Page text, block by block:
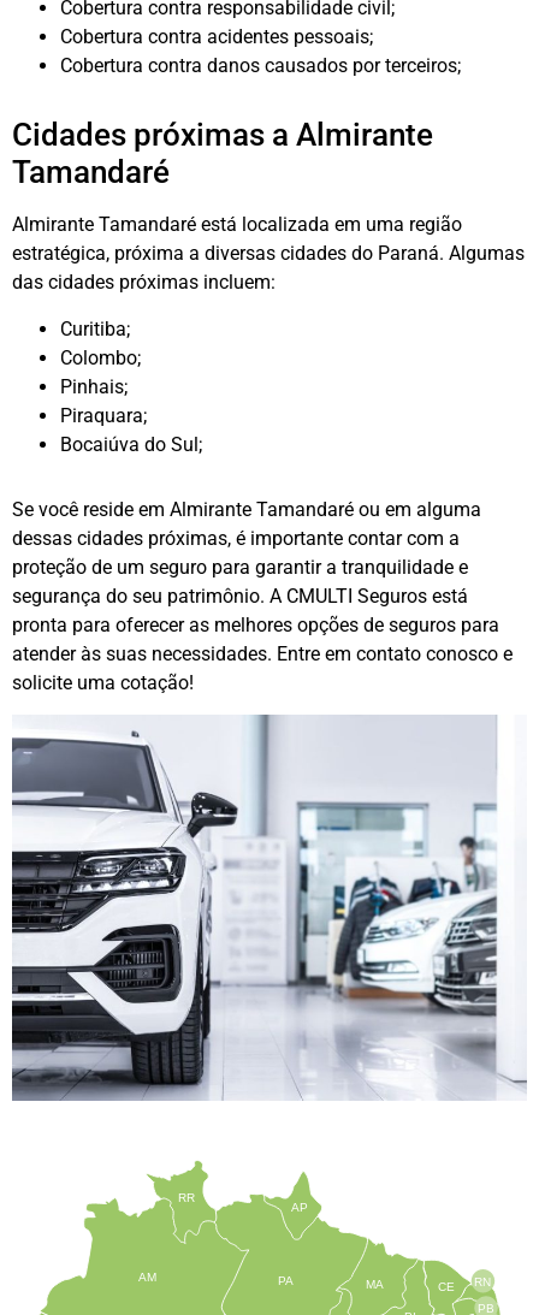
Cobertura contra responsabilidade civil;
Cobertura contra acidentes pessoais;
Cobertura contra danos causados por terceiros;
Cidades próximas a Almirante
Tamandaré
Almirante Tamandaré está localizada em uma região
estratégica, próxima a diversas cidades do Paraná. Algumas
das cidades próximas incluem:
Curitiba;
Colombo;
Pinhais;
Piraquara;
Bocaiúva do Sul;
Se você reside em Almirante Tamandaré ou em alguma
dessas cidades próximas, é importante contar com a
proteção de um seguro para garantir a tranquilidade e
segurança do seu patrimônio. A CMULTI Seguros está
pronta para oferecer as melhores opções de seguros para
atender às suas necessidades. Entre em contato conosco e
solicite uma cotação!
RN
CE
MA
AP
PA
RR
AM
PB